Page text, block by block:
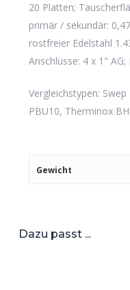
20 Platten;
primär / sekundär:
rostfreier Edelstahl
Anschlüsse: 4 x 1"
Vergleichstypen:
PBU10, Therminox
Gewicht
Dazu passt ...